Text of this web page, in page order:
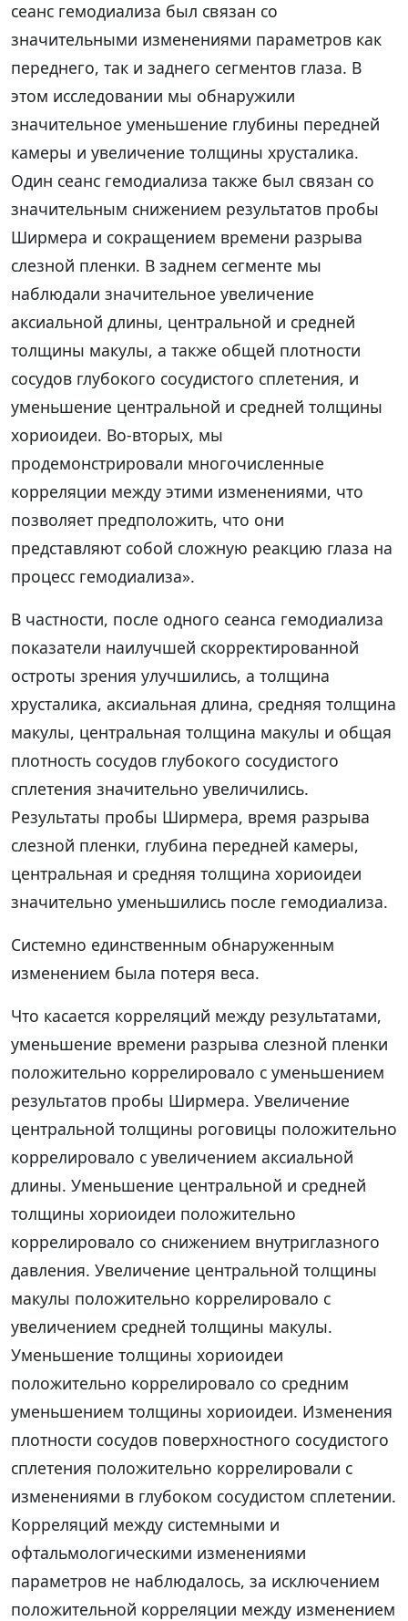
сеанс гемодиализа был связан со
значительными изменениями параметров как
переднего, так и заднего сегментов глаза. В
этом исследовании мы обнаружили
значительное уменьшение глубины передней
камеры и увеличение толщины хрусталика.
Один сеанс гемодиализа также был связан со
значительным снижением результатов пробы
Ширмера и сокращением времени разрыва
слезной пленки. В заднем сегменте мы
наблюдали значительное увеличение
аксиальной длины, центральной и средней
толщины макулы, а также общей плотности
сосудов глубокого сосудистого сплетения, и
уменьшение центральной и средней толщины
хориоидеи. Во-вторых, мы
продемонстрировали многочисленные
корреляции между этими изменениями, что
позволяет предположить, что они
представляют собой сложную реакцию глаза на
процесс гемодиализа».
В частности, после одного сеанса гемодиализа
показатели наилучшей скорректированной
остроты зрения улучшились, а толщина
хрусталика, аксиальная длина, средняя толщина
макулы, центральная толщина макулы и общая
плотность сосудов глубокого сосудистого
сплетения значительно увеличились.
Результаты пробы Ширмера, время разрыва
слезной пленки, глубина передней камеры,
центральная и средняя толщина хориоидеи
значительно уменьшились после гемодиализа.
Системно единственным обнаруженным
изменением была потеря веса.
Что касается корреляций между результатами,
уменьшение времени разрыва слезной пленки
положительно коррелировало с уменьшением
результатов пробы Ширмера. Увеличение
центральной толщины роговицы положительно
коррелировало с увеличением аксиальной
длины. Уменьшение центральной и средней
толщины хориоидеи положительно
коррелировало со снижением внутриглазного
давления. Увеличение центральной толщины
макулы положительно коррелировало с
увеличением средней толщины макулы.
Уменьшение толщины хориоидеи
положительно коррелировало со средним
уменьшением толщины хориоидеи. Изменения
плотности сосудов поверхностного сосудистого
сплетения положительно коррелировали с
изменениями в глубоком сосудистом сплетении.
Корреляций между системными и
офтальмологическими изменениями
параметров не наблюдалось, за исключением
положительной корреляции между изменением